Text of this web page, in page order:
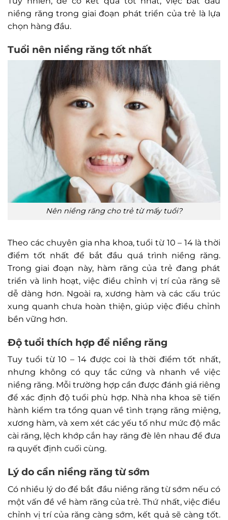
niềng răng trong giai đoạn phát triển của trẻ là lựa
chọn hàng đầu.
Tuổi nên niềng răng tốt nhất
Nên niềng răng cho trẻ từ mấy tuổi?
Theo các chuyên gia nha khoa, tuổi từ 10 – 14 là thời
điểm tốt nhất để bắt đầu quá trình niềng răng.
Trong giai đoạn này, hàm răng của trẻ đang phát
triển và linh hoạt, việc điều chỉnh vị trí của răng sẽ
dễ dàng hơn. Ngoài ra, xương hàm và các cấu trúc
xung quanh chưa hoàn thiện, giúp việc điều chỉnh
bền vững hơn.
Độ tuổi thích hợp để niềng răng
Tuy tuổi từ 10 – 14 được coi là thời điểm tốt nhất,
nhưng không có quy tắc cứng và nhanh về việc
niềng răng. Mỗi trường hợp cần được đánh giá riêng
để xác định độ tuổi phù hợp. Nhà nha khoa sẽ tiến
hành kiểm tra tổng quan về tình trạng răng miệng,
xương hàm, và xem xét các yếu tố như mức độ mắc
cài răng, lệch khớp cắn hay răng đè lên nhau để đưa
ra quyết định cuối cùng.
Lý do cần niềng răng từ sớm
Có nhiều lý do để bắt đầu niềng răng từ sớm nếu có
một vấn đề về hàm răng của trẻ. Thứ nhất, việc điều
chỉnh vị trí của răng càng sớm, kết quả sẽ càng tốt.